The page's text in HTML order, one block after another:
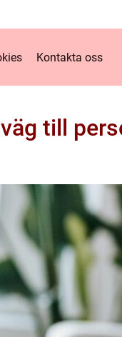
Kontakta oss
till